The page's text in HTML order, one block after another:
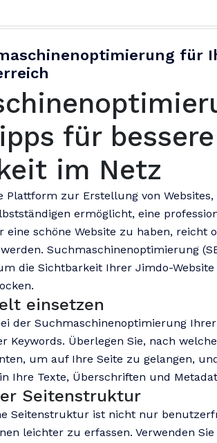
für
für bessere
im Netz
Plattform zur Erstellung von
ermöglicht, eine
eine schöne Website zu haben, reicht
Suchmaschinenoptimierung
die Sichtbarkeit Ihrer Jimdo-
einsetzen
der Suchmaschinenoptimierung
Keywords. Überlegen Sie, nach
um auf Ihre Seite zu gelangen,
Ihre Texte, Überschriften und
Seitenstruktur
Seitenstruktur ist nicht nur
leichter zu erfassen. Verwenden Sie